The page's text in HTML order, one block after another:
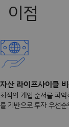
자산 라이프사이클
최적의 개입 순서를 파
를 기반으로 투자 우선